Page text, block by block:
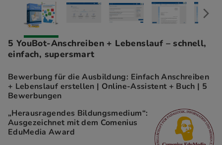
5 YouBot-Anschreiben + Lebenslauf – schnell,
einfach, supersmart
Bewerbung für die Ausbildung: Einfach Anschreiben
+ Lebenslauf erstellen | Online-Assistent + Buch | 5
Bewerbungen
„Herausragendes Bildungsmedium“:
Ausgezeichnet mit dem Comenius
EduMedia Award